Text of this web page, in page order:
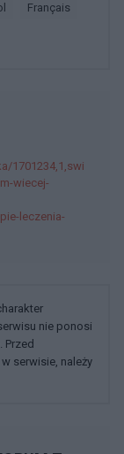
français
1701234,1,swi
wiecej-
leczenia-
nie ponosi
serwisie, należy